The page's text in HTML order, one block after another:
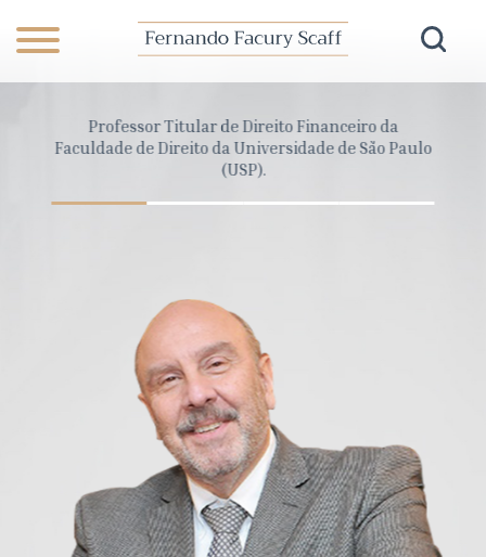
Professor Titular de Direito Financeiro da
Faculdade de Direito da Universidade de São Paulo
(USP).